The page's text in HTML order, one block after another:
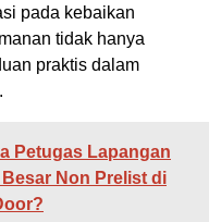
pada kebaikan
tidak hanya
praktis dalam
Petugas Lapangan
Non Prelist di